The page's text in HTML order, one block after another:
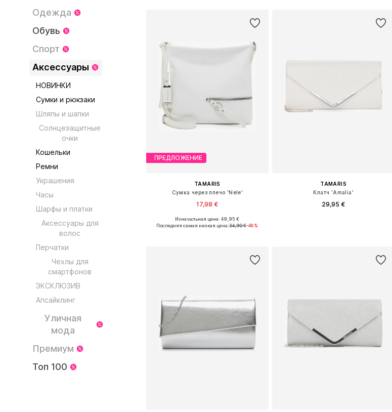
Одежда
Обувь
Спорт
Аксессуары
НОВИНКИ
Сумки и рюкзаки
Шляпы и шапки
Солнцезащитные
очки
Кошельки
Ремни
Украшения
Часы
Шарфы и платки
Аксессуары для
волос
Перчатки
Чехлы для
смартфонов
ЭКСКЛЮЗИВ
Апсайклинг
Уличная
мода
Премиум
Топ 100
ПРЕДЛОЖЕНИЕ
TAMARIS
Сумка через плечо 'Nele'
17,98 €
Доступные размеры: One Size
Изначальная цена: 49,95 €
Последняя самая низкая цена:34,90 €-48%
TAMARIS
Клатч 'Amalia'
29,95 €